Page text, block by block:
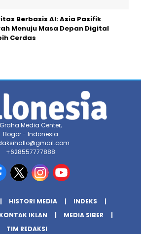
Berbasis AI: Asia Pasifik
Menuju Masa Depan Digital
Cerdas
Graha Media Center,
Bogor - Indonesia
+628557777888
HISTORI MEDIA
INDEKS
KONTAK IKLAN
MEDIA SIBER
TIM REDAKSI